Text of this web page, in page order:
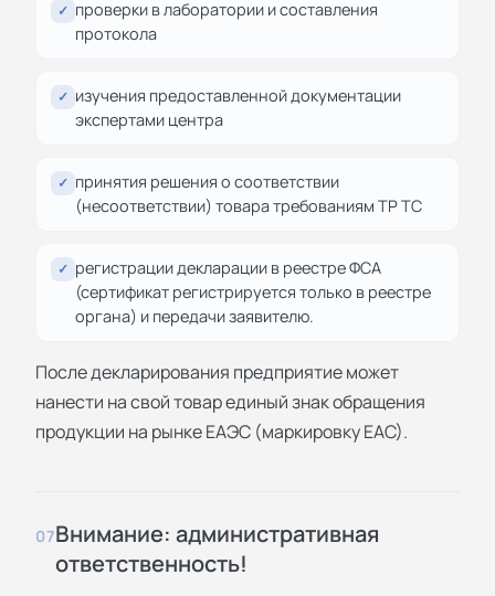
✓ проверки в лаборатории и составления
протокола
✓ изучения предоставленной документации
экспертами центра
✓ принятия решения о соответствии
(несоответствии) товара требованиям ТР ТС
✓ регистрации декларации в реестре ФСА
(сертификат регистрируется только в реестре
органа) и передачи заявителю.
После декларирования предприятие может
нанести на свой товар единый знак обращения
продукции на рынке ЕАЭС (маркировку ЕАС).
07Внимание: административная
ответственность!